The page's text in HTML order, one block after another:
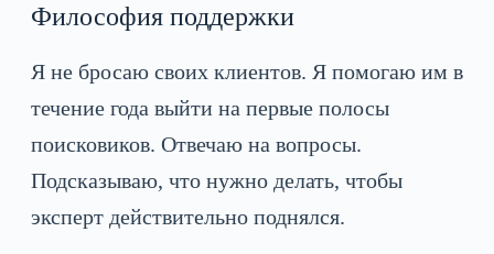
Философия поддержки
Я не бросаю своих клиентов. Я помогаю им в
течение года выйти на первые полосы
поисковиков. Отвечаю на вопросы.
Подсказываю, что нужно делать, чтобы
эксперт действительно поднялся.